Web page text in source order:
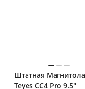
Штатная Магнитола
Teyes CC4 Pro 9.5"